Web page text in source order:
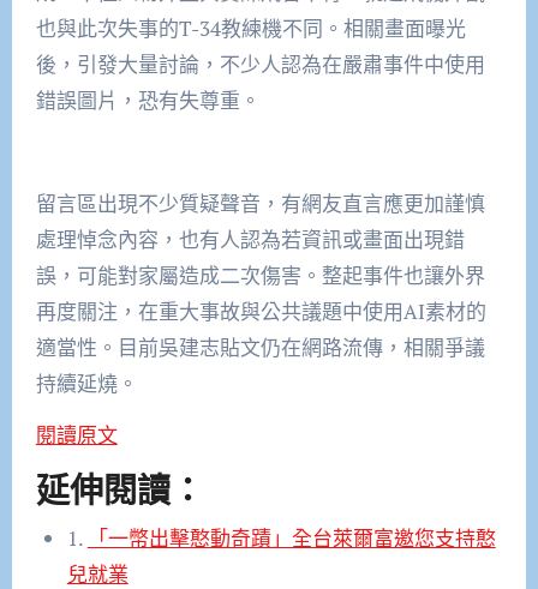
也與此次失事的T-34教練機不同。相關畫面曝光
後，引發大量討論，不少人認為在嚴肅事件中使用
錯誤圖片，恐有失尊重。
留言區出現不少質疑聲音，有網友直言應更加謹慎
處理悼念內容，也有人認為若資訊或畫面出現錯
誤，可能對家屬造成二次傷害。整起事件也讓外界
再度關注，在重大事故與公共議題中使用AI素材的
適當性。目前吳建志貼文仍在網路流傳，相關爭議
持續延燒。
閱讀原文
延伸閱讀：
1.
「一幣出擊憨動奇蹟」全台萊爾富邀您支持憨
兒就業